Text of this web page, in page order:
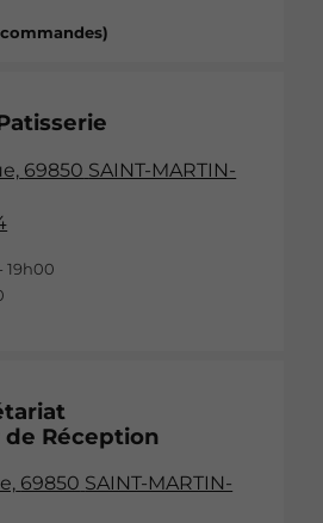
69850 SAINT-MARTIN-
19h00
Réception
69850 SAINT-MARTIN-